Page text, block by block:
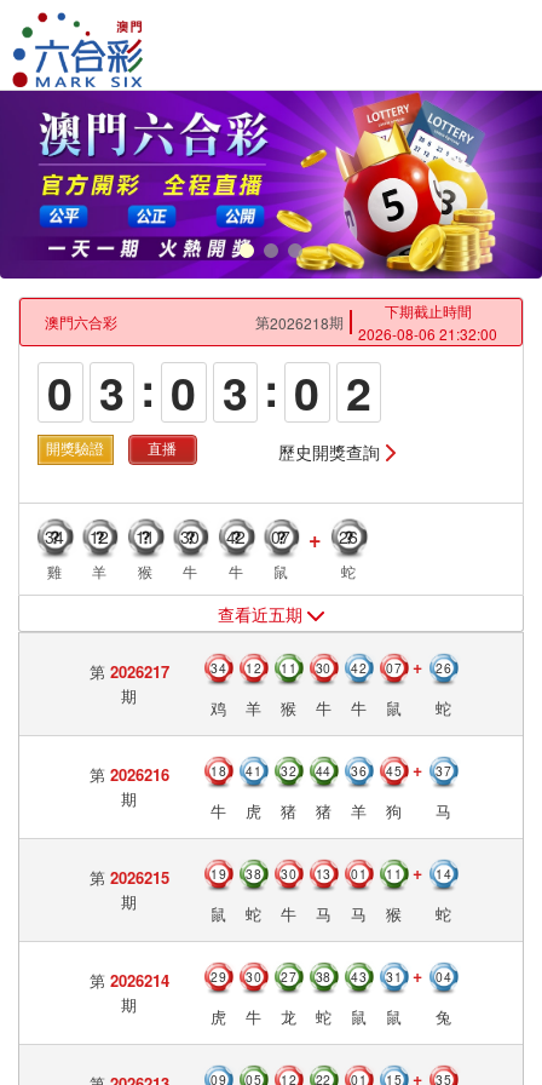
澳門六合彩 第2026218期 下期截止時間
2026-08-06 21:32:00
0 3 : 0 3 : 0 2
開獎驗證 直播 歷史開獎查詢
34
雞
12
羊
11
猴
30
牛
42
牛
07
鼠
26
蛇
查看近五期
第 2026217
期
34
鸡
12
羊
11
猴
30
牛
42
牛
07
鼠
26
蛇
第 2026216
期
18
牛
41
虎
32
猪
44
猪
36
羊
45
狗
37
马
第 2026215
期
19
鼠
38
蛇
30
牛
13
马
01
马
11
猴
14
蛇
第 2026214
期
29
虎
30
牛
27
龙
38
蛇
43
鼠
31
鼠
04
兔
09 05 12 22 01 15 35